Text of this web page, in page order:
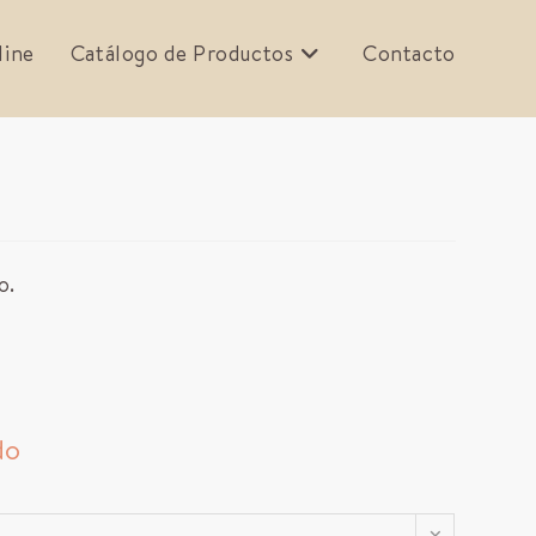
Catálogo de Productos Contacto